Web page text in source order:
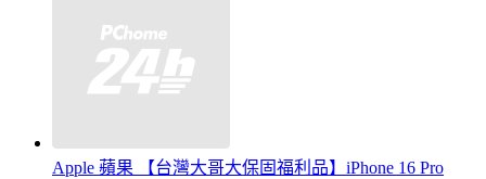
Apple 蘋果 【台灣大哥大保固福利品】iPhone 16 Pro